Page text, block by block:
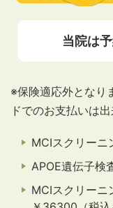
当院は
※保険適応外となり
ドでのお支払いは出
MCIスクリー
APOE遺伝子検
MCIスクリー